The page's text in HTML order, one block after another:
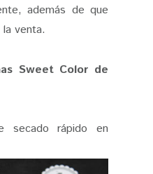
además de que
venta.
Sweet Color de
secado rápido en